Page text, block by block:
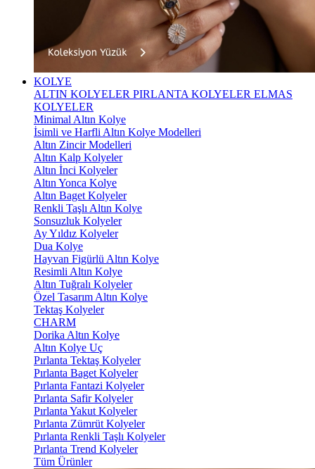
KOLYE
ALTIN KOLYELER PIRLANTA KOLYELER ELMAS
KOLYELER
Minimal Altın Kolye
İsimli ve Harfli Altın Kolye Modelleri
Altın Zincir Modelleri
Altın Kalp Kolyeler
Altın İnci Kolyeler
Altın Yonca Kolye
Altın Baget Kolyeler
Renkli Taşlı Altın Kolye
Sonsuzluk Kolyeler
Ay Yıldız Kolyeler
Dua Kolye
Hayvan Figürlü Altın Kolye
Resimli Altın Kolye
Altın Tuğralı Kolyeler
Özel Tasarım Altın Kolye
Tektaş Kolyeler
CHARM
Dorika Altın Kolye
Altın Kolye Uç
Pırlanta Tektaş Kolyeler
Pırlanta Baget Kolyeler
Pırlanta Fantazi Kolyeler
Pırlanta Safir Kolyeler
Pırlanta Yakut Kolyeler
Pırlanta Zümrüt Kolyeler
Pırlanta Renkli Taşlı Kolyeler
Pırlanta Trend Kolyeler
Tüm Ürünler